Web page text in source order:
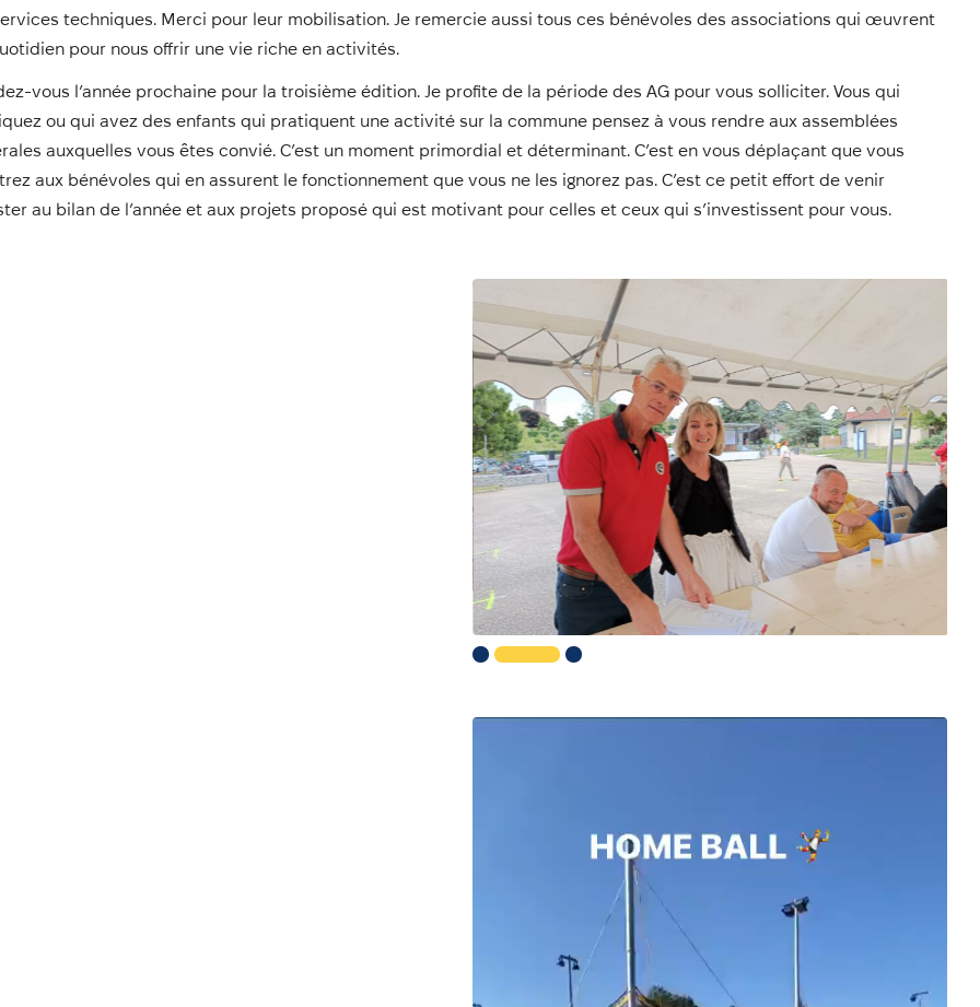
techniques. Merci pour leur mobilisation. Je remercie aussi tous ces bénévoles des associations qui œuvrent
pour nous offrir une vie riche en activités.
vous l’année prochaine pour la troisième édition. Je profite de la période des AG pour vous solliciter. Vous qui
ou qui avez des enfants qui pratiquent une activité sur la commune pensez à vous rendre aux assemblées
auxquelles vous êtes convié. C’est un moment primordial et déterminant. C’est en vous déplaçant que vous
aux bénévoles qui en assurent le fonctionnement que vous ne les ignorez pas. C’est ce petit effort de venir
au bilan de l’année et aux projets proposé qui est motivant pour celles et ceux qui s’investissent pour vous.